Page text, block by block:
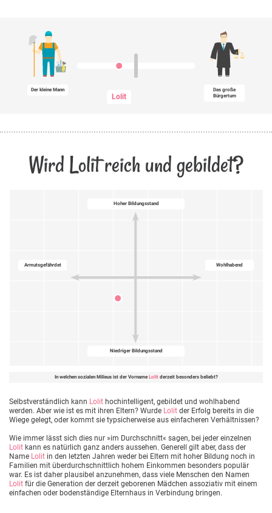
Der kleine Mann
Lolit
Das große
Bürgertum
Wird Lolit reich und gebildet?
Hoher Bildungsstand
Wohlhabend
Niedriger Bildungsstand
Armutsgefährdet
In welchen sozialen Milieus ist der Vorname Lolitderzeit besonders beliebt?
Selbstverständlich kann Lolit hochintelligent, gebildet und wohlhabend
werden. Aber wie ist es mit ihren Eltern? Wurde Lolit der Erfolg bereits in die
Wiege gelegt, oder kommt sie typsicherweise aus einfacheren Verhältnissen?
Wie immer lässt sich dies nur »im Durchschnitt« sagen, bei jeder einzelnen
Lolit kann es natürlich ganz anders aussehen. Generell gilt aber, dass der
Name Lolit in den letzten Jahren weder bei Eltern mit hoher Bildung noch in
Familien mit überdurchschnittlich hohem Einkommen besonders populär
war. Es ist daher plausibel anzunehmen, dass viele Menschen den Namen
Lolit für die Generation der derzeit geborenen Mädchen assoziativ mit einem
einfachen oder bodenständige Elternhaus in Verbindung bringen.